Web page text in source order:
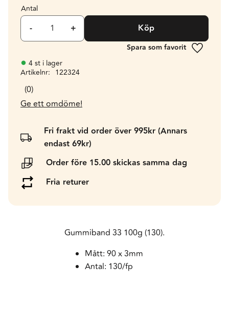
Antal
+
- Köp
Lägg till
4 st i lager
Artikelnr
122324
0
Ge ett omdöme!
Fri frakt vid order över 995kr (Annars
endast 69kr)
Order före 15.00 skickas samma dag
Fria returer
Gummiband 33 100g (130).
Mått: 90 x 3mm
Antal: 130/fp